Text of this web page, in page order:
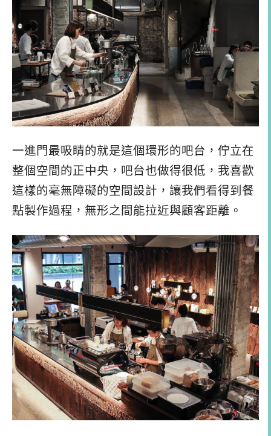
一進門最吸睛的就是這個環形的吧台，佇立在
整個空間的正中央，吧台也做得很低，我喜歡
這樣的毫無障礙的空間設計，讓我們看得到餐
點製作過程，無形之間能拉近與顧客距離。